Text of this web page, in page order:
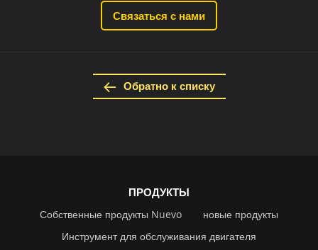
Связаться с нами
Обратно к списку
ПРОДУКТЫ
Собственные продукты Nuevo
новые продукты
Инструмент для обслуживания двигателя